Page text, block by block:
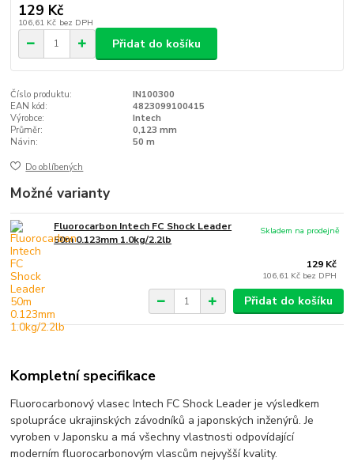
129 Kč
106,61 Kč bez DPH
Přidat do košíku
Číslo produktu:
IN100300
EAN kód:
4823099100415
Výrobce:
Intech
Průměr:
0,123 mm
Návin:
50 m
Do oblíbených
Možné varianty
Fluorocarbon Intech FC Shock Leader
50m 0.123mm 1.0kg/2.2lb
129 Kč
106,61 Kč bez DPH
Skladem na prodejně
Přidat do košíku
Kompletní specifikace
Fluorocarbonový vlasec Intech FC Shock Leader je výsledkem
spolupráce ukrajinských závodníků a japonských inženýrů. Je
vyroben v Japonsku a má všechny vlastnosti odpovídající
moderním fluorocarbonovým vlascům nejvyšší kvality.